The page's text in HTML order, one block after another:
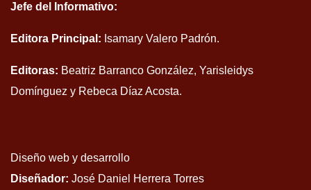
Jefe del Informativo:
Editora Principal: Isamary Valero Padrón.
Editoras: Beatriz Barranco González, Yarisleidys
Domínguez y Rebeca Díaz Acosta.
Diseño web y desarrollo
Diseñador: José Daniel Herrera Torres